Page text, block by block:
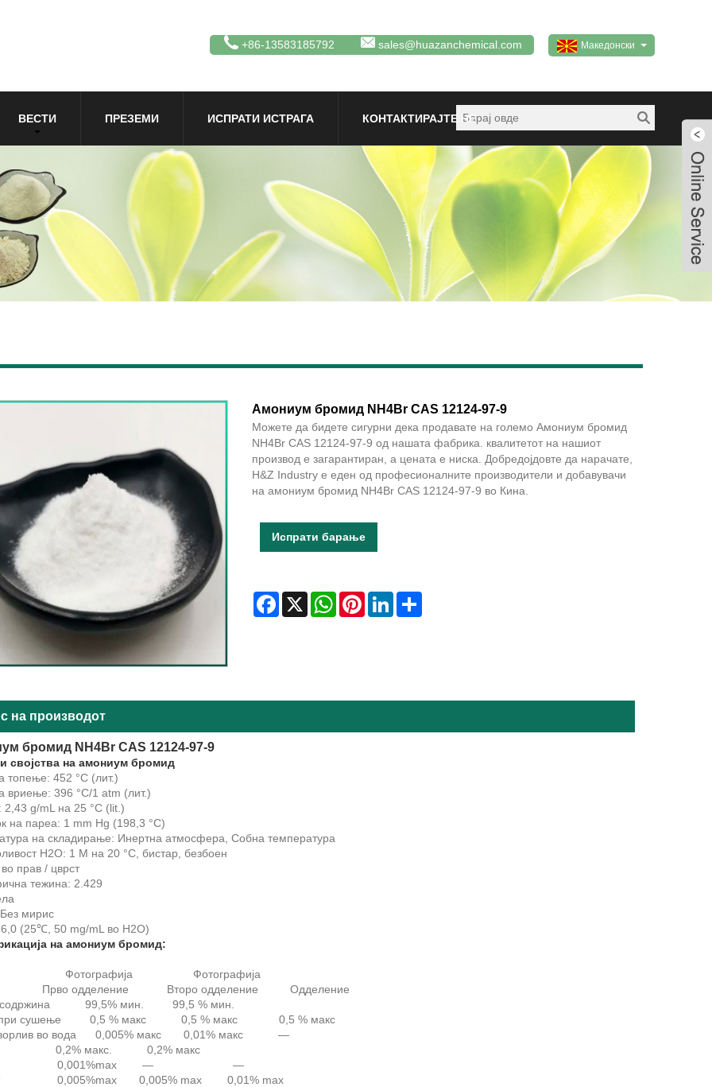
Македонски
+86-13583185792 sales@huazanchemical.com
ВЕСТИ ПРЕЗЕМИ ИСПРАТИ ИСТРАГА КОНТАКТИРАЈТЕ НЕ
Амониум бромид NH4Br CAS 12124-97-9
Можете да бидете сигурни дека продавате на големо Амониум бромид
NH4Br CAS 12124-97-9 од нашата фабрика. квалитетот на нашиот
производ е загарантиран, а цената е ниска. Добредојдовте да нарачате,
H&Z Industry е еден од професионалните производители и добавувачи
на амониум бромид NH4Br CAS 12124-97-9 во Кина.
Испрати барање
Facebook
X WhatsAppPinterestLinkedInShare
на производот
бромид NH4Br CAS 12124-97-9
својства на амониум бромид
топење: 452 °C (лит.)
вриење: 396 °C/1 atm (лит.)
2,43 g/mL на 25 °C (lit.)
на пареа: 1 mm Hg (198,3 °C)
на складирање: Инертна атмосфера, Собна температура
H2O: 1 M на 20 °C, бистар, безбоен
прав / цврст
тежина: 2.429
мирис
(25℃, 50 mg/mL во H2O)
на амониум бромид:
Фотографија Фотографија
одделение Второ одделение Одделение
содржина 99,5% мин. 99,5 % мин.
при сушење 0,5 % макс 0,5 % макс 0,5 % макс
во вода 0,005% макс 0,01% макс —
0,2% макс. 0,2% макс
0,001%max — —
0,005%max 0,005% max 0,01% max